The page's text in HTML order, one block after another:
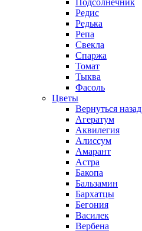
Редис
Редька
Репа
Свекла
Спаржа
Томат
Тыква
Фасоль
Цветы
Вернуться назад
Агератум
Аквилегия
Алиссум
Амарант
Астра
Бакопа
Бальзамин
Бархатцы
Бегония
Василек
Вербена